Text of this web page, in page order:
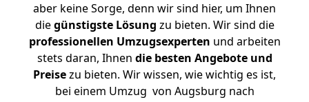
aber keine Sorge, denn wir sind hier, um Ihnen
diegünstigste Lösung zu bieten. Wir sind die
professionellen Umzugsexperten und arbeiten
stets daran, Ihnen die besten Angebote und
Preisezu bieten. Wir wissen, wie wichtig es ist,
bei einem Umzug von Augsburg nach